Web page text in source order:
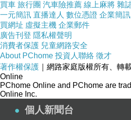
買車 旅行團 汽車險推薦 線上麻將 雜
一元簡訊 直播達人 數位憑證 企業簡訊
買網址 虛擬主機 企業郵件
廣告刊登 隱私權聲明
消費者保護 兒童網路安全
About PChome 投資人聯絡 徵才
著作權保護 ｜網路家庭版權所有、轉
Online
PChome Online and PChome are
Online Inc.
個人新聞台